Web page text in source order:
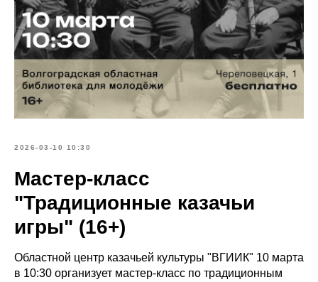
2026-03-10 10:30
Мастер-класс
"Традиционные казачьи
игры" (16+)
Областной центр казачьей культуры "ВГИИК" 10 марта
в 10:30 организует мастер‑класс по традиционным